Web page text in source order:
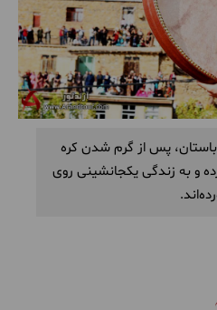
باستان، پس از گرم شدن کره
و به زندگی یکجانشینی روی